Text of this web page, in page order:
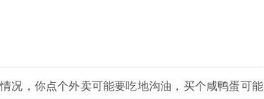
，你点个外卖可能要吃地沟油，买个咸鸭蛋可能